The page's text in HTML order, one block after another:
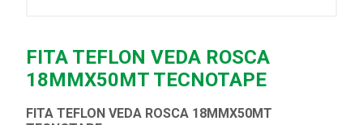
FITA TEFLON VEDA ROSCA
18MMX50MT TECNOTAPE
FITA TEFLON VEDA ROSCA 18MMX50MT